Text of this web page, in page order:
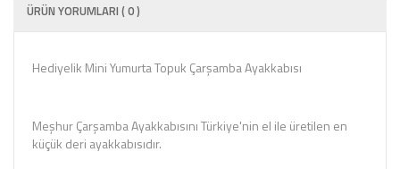
ÜRÜN YORUMLARI ( 0 )
Hediyelik Mini Yumurta Topuk Çarşamba Ayakkabısı
Meşhur Çarşamba Ayakkabısını Türkiye'nin el ile üretilen en
küçük deri ayakkabısıdır.